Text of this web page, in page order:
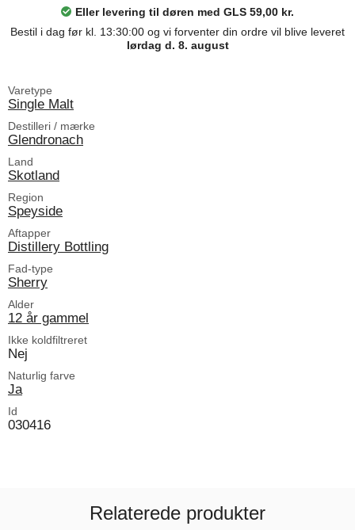
Eller levering til døren med GLS 59,00 kr.
Bestil i dag før kl. 13:30:00 og vi forventer din ordre vil blive leveret
lørdag d. 8. august
Varetype
Single Malt
Destilleri / mærke
Glendronach
Land
Skotland
Region
Speyside
Aftapper
Distillery Bottling
Fad-type
Sherry
Alder
12 år gammel
Ikke koldfiltreret
Nej
Naturlig farve
Ja
Id
030416
Relaterede produkter